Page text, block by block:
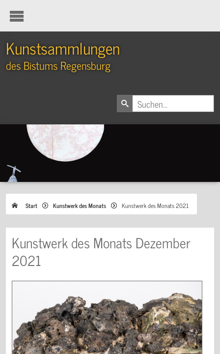
Kunstsammlungen
des Bistums Regensburg
Start Kunstwerk des Monats Kunstwerk des Monats 2021
Kunstwerk des Monats Dezember
2021